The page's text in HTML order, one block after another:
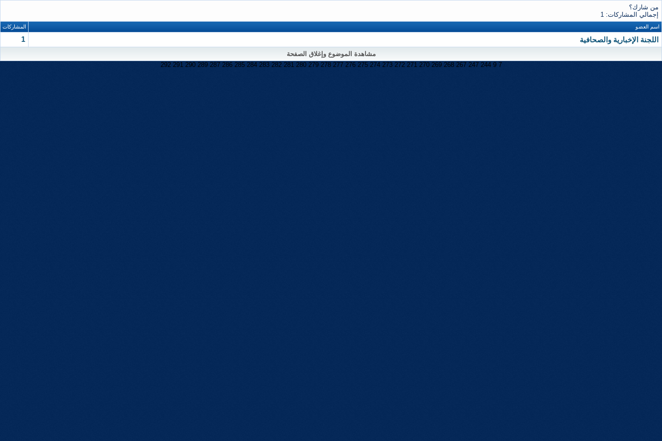
من شارك؟
إجمالي المشاركات: 1
اسم العضو المشاركات
اللجنة الإخبارية والصحافية 1
مشاهدة الموضوع وإغلاق الصفحة
7
9
244
247
267
268
269
270
271
272
273
274
275
276
277
278
279
280
281
282
283
284
285
286
287
289
290
291
292